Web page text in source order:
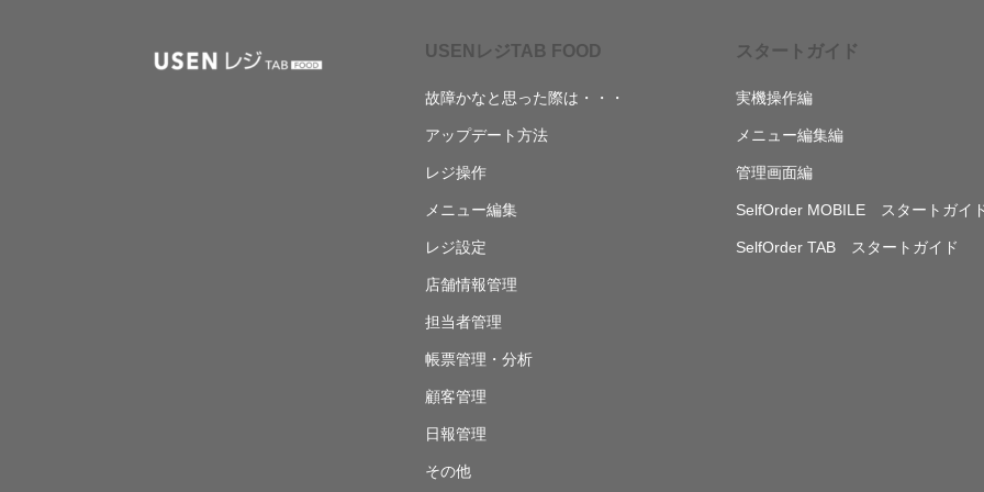
USENレジTAB FOOD
故障かなと思った際は・・・
アップデート方法
レジ操作
メニュー編集
レジ設定
店舗情報管理
担当者管理
帳票管理・分析
顧客管理
日報管理
その他
スタートガイド
実機操作編
メニュー編集編
管理画面編
SelfOrder MOBILE スタートガイ
SelfOrder TAB スタートガイド